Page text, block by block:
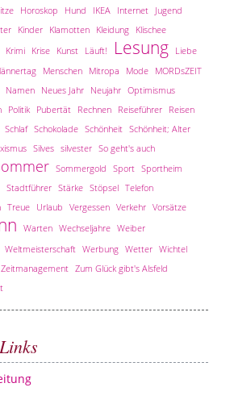
Horoskop Hund IKEA Internet Jugend
Kinder Klamotten Kleidung Klischee
Krimi Krise Kunst Läuft! Lesung Liebe
Menschen Mitropa Mode MORDsZEIT
Namen Neues Jahr Neujahr Optimismus
Politik Pubertät Rechnen Reiseführer Reisen
Schlaf Schokolade Schönheit Schönheit; Alter
Silves silvester So geht's auch
Sommergold Sport Sportheim
Stadtführer Stärke Stöpsel Telefon
Treue Urlaub Vergessen Verkehr Vorsätze
Warten Wechseljahre Weiber
Weltmeisterschaft Werbung Wetter Wichtel
Zeitmanagement Zum Glück gibt's Alsfeld